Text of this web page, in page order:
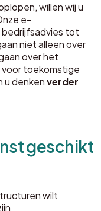
willen wij u
e-
bedrijfsadvies tot
niet alleen over
over het
voor toekomstige
u denkenverder
geschikt
wilt